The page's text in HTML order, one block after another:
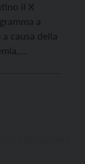
il X
a
causa della